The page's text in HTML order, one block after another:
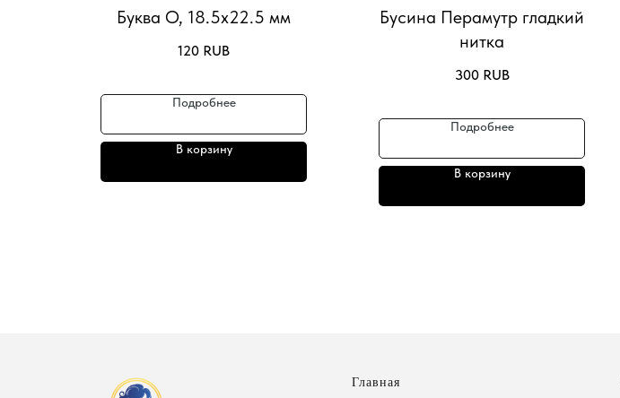
Буква O, 18.5х22.5 мм
120 RUB
Подробнее
В корзину
Бусина Перамутр гладкий
нитка
300 RUB
Подробнее
В корзину
Главная